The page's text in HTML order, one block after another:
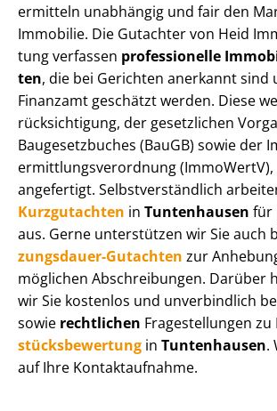
ermitteln unabhängig und fair den
Immobilie. Die Gutachter von Heid
tung verfassen professionelle
ten, die bei Gerichten anerkannt sind
Finanzamt geschätzt werden. Diese
rück­sich­ti­gung, der gesetzlichen
Baugesetzbuches (BauGB) sowie der
ermitt­lungs­ver­ord­nung
angefertigt. Selbst­ver­ständ­lich
Kurzgutachten in Tuntenhausen für
aus. Gerne unterstützen wir Sie auch
zungs­dau­er-Gutachten zur
möglichen Abschreibungen. Darüber
wir Sie kostenlos und unverbindlich
sowie rechtlichen Fragestellungen zu
stücks­be­wer­tung in Tuntenhausen.
auf Ihre Kontaktaufnahme.